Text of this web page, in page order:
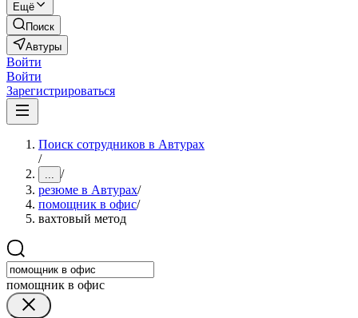
Ещё
Поиск
Автуры
Войти
Войти
Зарегистрироваться
Поиск сотрудников в Автурах
/
... /
резюме в Автурах/
помощник в офис/
вахтовый метод
помощник в офис